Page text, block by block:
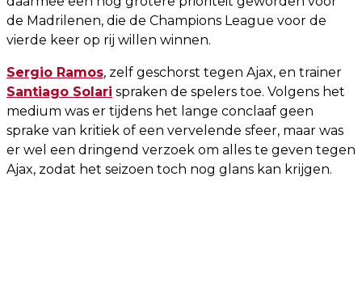
de Madrilenen, die de Champions League voor de
vierde keer op rij willen winnen.
Sergio Ramos, zelf geschorst tegen Ajax, en trainer
Santiago Solari spraken de spelers toe. Volgens het
medium was er tijdens het lange conclaaf geen
sprake van kritiek of een vervelende sfeer, maar was
er wel een dringend verzoek om alles te geven tegen
Ajax, zodat het seizoen toch nog glans kan krijgen.